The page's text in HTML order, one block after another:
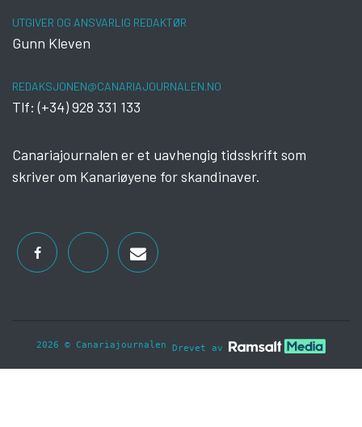
UTGIVER OG ANSVARLIG REDAKTØR
Gunn Kleven
REDAKSJONEN@CANARIAJOURNALEN.NO
Tlf: (+34) 928 331 133
Canariajournalen er et uavhengig tidsskrift som
skriver om Kanariøyene for skandinaver.
2026 © Canariajournalen Drevet av